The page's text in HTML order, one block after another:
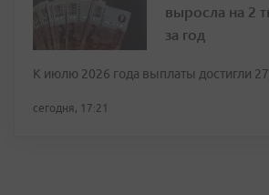
выросла на 2
за год
К июлю 2026 года выплаты достигли
сегодня, 17:21